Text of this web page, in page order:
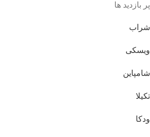
پر بازدید ها
شراب
ویسکی
شامپاین
تکیلا
ودکا